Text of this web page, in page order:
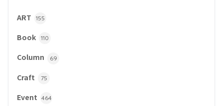
ART 155
Book 110
Column 69
Craft 75
Event 464